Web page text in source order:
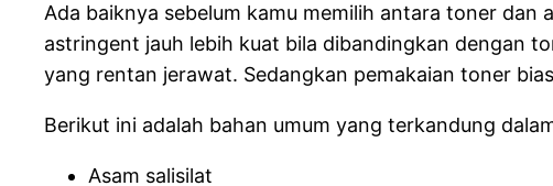
Ada baiknya sebelum kamu memilih antara toner
astringent jauh lebih kuat bila dibandingkan dengan
yang rentan jerawat. Sedangkan pemakaian toner
Berikut ini adalah bahan umum yang terkandung
Asam salisilat